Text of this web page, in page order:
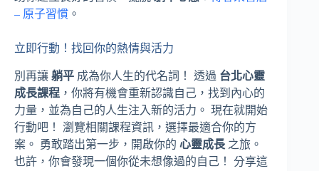
– 原子習慣 。
立即行動！找回你的熱情與活力
別再讓 躺平 成為你人生的代名詞！ 透過 台北心靈
成長課程 ，你將有機會重新認識自己，找到內心的
力量，並為自己的人生注入新的活力。 現在就開始
行動吧！ 瀏覽相關課程資訊，選擇最適合你的方
案。 勇敢踏出第一步，開啟你的 心靈成長 之旅。
也許，你會發現一個你從未想像過的自己！ 分享這